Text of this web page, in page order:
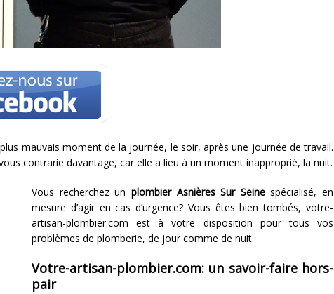
mauvais moment de la journée, le soir, après une journée de travail.
contrarie davantage, car elle a lieu à un moment inapproprié, la nuit.
Vous recherchez un plombier Asnières Sur Seinespécialisé, en
mesure d’agir en cas d’urgence? Vous êtes bien tombés, votre-
artisan-plombier.com est à votre disposition pour tous vos
problèmes de plomberie, de jour comme de nuit.
Votre-artisan-plombier.com: un savoir-faire hors-
pair